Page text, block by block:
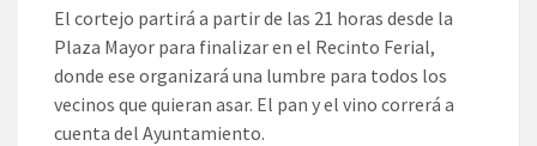
El cortejo partirá a partir de las 21 horas desde la
Plaza Mayor para finalizar en el Recinto Ferial,
donde ese organizará una lumbre para todos los
vecinos que quieran asar. El pan y el vino correrá a
cuenta del Ayuntamiento.